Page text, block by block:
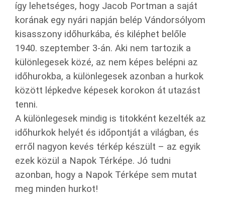
így lehetséges, hogy Jacob Portman a saját
korának egy nyári napján belép Vándorsólyom
kisasszony időhurkába, és kiléphet belőle
1940. szeptember 3-án. Aki nem tartozik a
különlegesek közé, az nem képes belépni az
időhurokba, a különlegesek azonban a hurkok
között lépkedve képesek korokon át utazást
tenni.
A különlegesek mindig is titokként kezelték az
időhurkok helyét és időpontját a világban, és
erről nagyon kevés térkép készült – az egyik
ezek közül a Napok Térképe. Jó tudni
azonban, hogy a Napok Térképe sem mutat
meg minden hurkot!